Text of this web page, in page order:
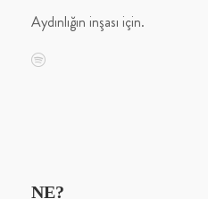
Aydınlığın inşası için.
NE?